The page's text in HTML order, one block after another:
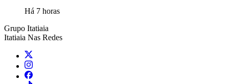
Há 7 horas
Grupo Itatiaia
Itatiaia Nas Redes